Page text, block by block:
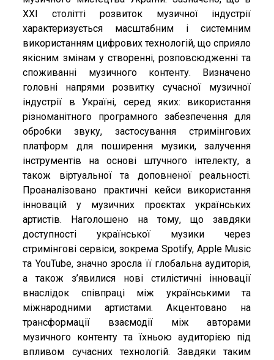
ХХІ столітті розвиток музичної індустрії
характеризується масштабним і системним
використанням цифрових технологій, що сприяло
якісним змінам у створенні, розповсюдженні та
споживанні музичного контенту. Визначено
головні напрями розвитку сучасної музичної
індустрії в Україні, серед яких: використання
різноманітного програмного забезпечення для
обробки звуку, застосування стримінгових
платформ для поширення музики, залучення
інструментів на основі штучного інтелекту, а
також віртуальної та доповненої реальності.
Проаналізовано практичні кейси використання
інновацій у музичних проєктах українських
артистів. Наголошено на тому, що завдяки
доступності української музики через
стримінгові сервіси, зокрема Spotify, Apple Music
та YouTube, значно зросла її глобальна аудиторія,
а також з’явилися нові стилістичні інновації
внаслідок співпраці між українськими та
міжнародними артистами. Акцентовано на
трансформації взаємодії між авторами
музичного контенту та їхньою аудиторією під
впливом сучасних технологій. Завдяки таким